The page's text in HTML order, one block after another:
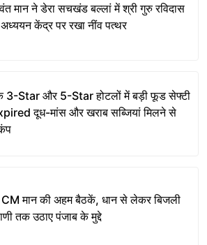
मान ने डेरा सचखंड बल्लां में श्री गुरु रविदास
अध्ययन केंद्र पर रखा नींव पत्थर
3-Star और 5-Star होटलों में बड़ी फूड सेफ्टी
दूध-मांस और खराब सब्जियां मिलने से
CM मान की अहम बैठकें, धान से लेकर बिजली
तक उठाए पंजाब के मुद्दे